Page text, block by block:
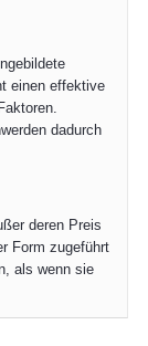
einen effektive
dadurch
deren Preis
Form zugeführt
als wenn sie